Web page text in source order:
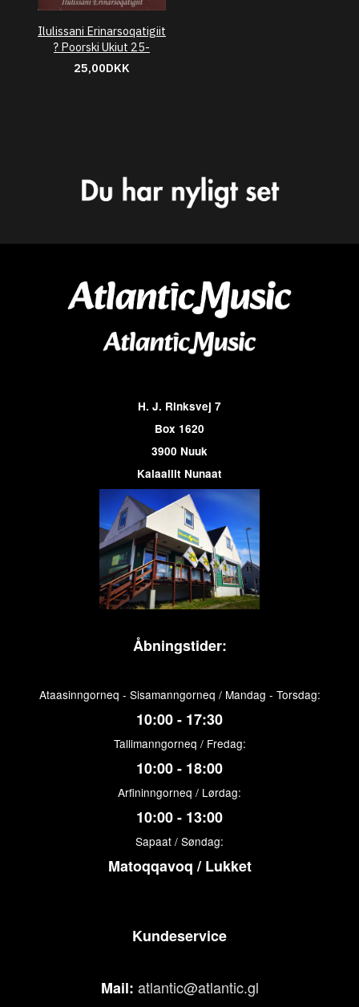
Ilulissani Erinarsoqatigiit
? Poorski Ukiut 25-
25,00DKK
H. J. Rinksvej 7
Box 1620
3900 Nuuk
Kalaallit Nunaat
Åbningstider:
Ataasinngorneq - Sisamanngorneq / Mandag - Torsdag:
10:00 - 17:30
Tallimanngorneq / Fredag:
10:00 - 18:00
Arfininngorneq / Lørdag:
10:00 - 13:00
Sapaat / Søndag:
Matoqqavoq / Lukket
Kundeservice
Mail: atlantic@atlantic.gl